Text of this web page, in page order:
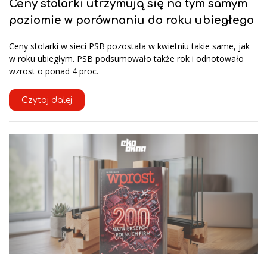
Ceny stolarki utrzymują się na tym samym
poziomie w porównaniu do roku ubiegłego
Ceny stolarki w sieci PSB pozostała w kwietniu takie same, jak
w roku ubiegłym. PSB podsumowało także rok i odnotowało
wzrost o ponad 4 proc.
Czytaj dalej